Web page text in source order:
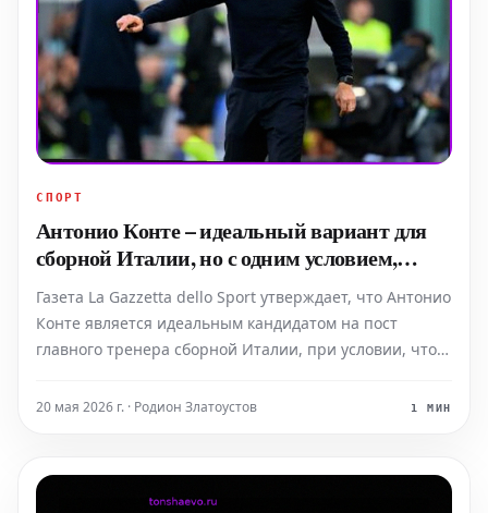
СПОРТ
Антонио Конте – идеальный вариант для
сборной Италии, но с одним условием,
предупреждает газета
Газета La Gazzetta dello Sport утверждает, что Антонио
Конте является идеальным кандидатом на пост
главного тренера сборной Италии, при условии, что
вернуть «скуадру адзурру» на Чемпионат мира к 2030
20 мая 2026 г. · Родион Златоустов 1 МИН